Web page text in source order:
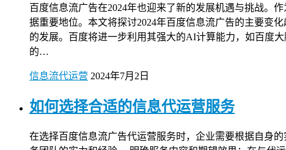
百度信息流广告在2024年也迎来了新的发展机遇与挑战。
据重要地位。本文将探讨2024年百度信息流广告的主要变
的发展。百度将进一步利用其强大的AI计算能力，如百度
的…
信息流代运营 2024年7月2日
如何选择合适的信息代运营服务
在选择百度信息流广告代运营服务时，企业需要根据自身